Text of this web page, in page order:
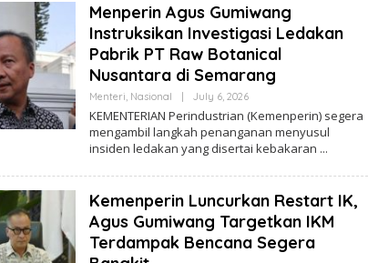
Menperin Agus Gumiwang
Instruksikan Investigasi Ledakan
Pabrik PT Raw Botanical
Nusantara di Semarang
Menteri, Nasional July 6, 2026B
Y
R
O
R
A
KEMENTERIAN Perindustrian (Kemenperin) segera
mengambil langkah penanganan menyusul
insiden ledakan yang disertai kebakaran
Kemenperin Luncurkan Restart IK,
Agus Gumiwang Targetkan IKM
Terdampak Bencana Segera